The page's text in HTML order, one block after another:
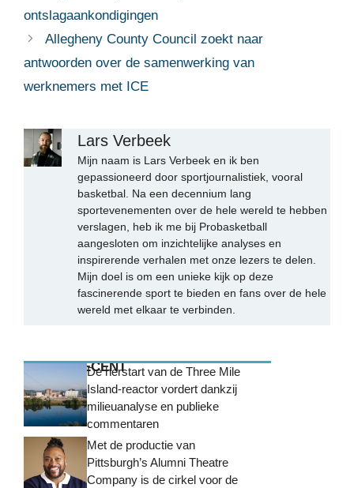
ontslagaankondigingen
Allegheny County Council zoekt naar
antwoorden over de samenwerking van
werknemers met ICE
Lars Verbeek
Mijn naam is Lars Verbeek en ik ben
gepassioneerd door sportjournalistiek, vooral
basketbal. Na een decennium lang
sportevenementen over de hele wereld te hebben
verslagen, heb ik me bij Probasketball
aangesloten om inzichtelijke analyses en
inspirerende verhalen met onze lezers te delen.
Mijn doel is om een unieke kijk op deze
fascinerende sport te bieden en fans over de hele
wereld met elkaar te verbinden.
MEEST RECENTDe herstart van de Three Mile
Island-reactor vordert dankzij
milieuanalyse en publieke
commentaren
Met de productie van
Pittsburgh’s Alumni Theatre
Company is de cirkel voor de